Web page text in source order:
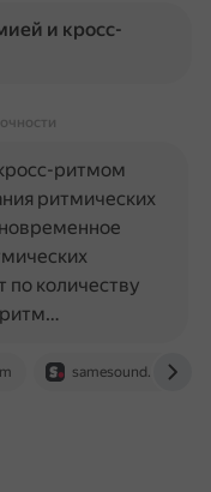
и кросс-
samesound.ru
ритмом
ритмических
по количеству
ритм…